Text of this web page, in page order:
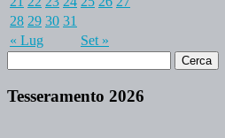
« Lug Set »
28 29 30 31
Tesseramento 2026